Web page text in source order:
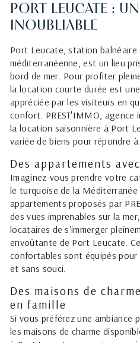
PORT LEUCATE :
INOUBLIABLE
Port Leucate, station balnéaire
méditerranéenne, est un lieu
bord de mer. Pour profiter
la location courte durée est
appréciée par les visiteurs en
confort. PREST'IMMO, agence
la location saisonnière à Port
variée de biens pour répondre
Des appartements
Imaginez-vous prendre votre
le turquoise de la
appartements proposés par
des vues imprenables sur la
locataires de s'immerger
envoûtante de Port Leucate.
confortables sont équipés
et sans souci.
Des maisons de
en famille
Si vous préférez une ambiance
les maisons de charme